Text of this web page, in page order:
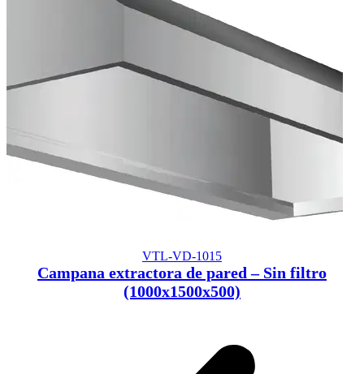
VTL-VD-1015
Campana extractora de pared – Sin filtro
(1000x1500x500)